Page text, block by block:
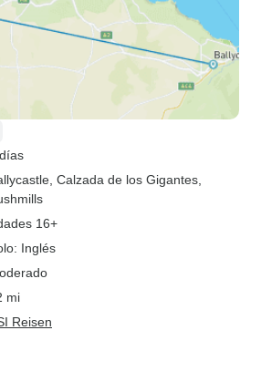
, Calzada de los Gigantes
16+
Inglés
mi
Reisen